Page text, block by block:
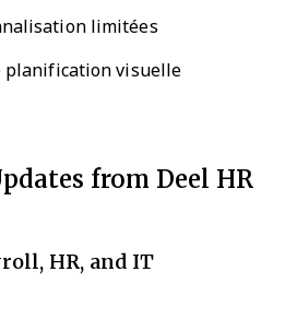
limitées
planification visuelle
from Deel HR
HR, and IT